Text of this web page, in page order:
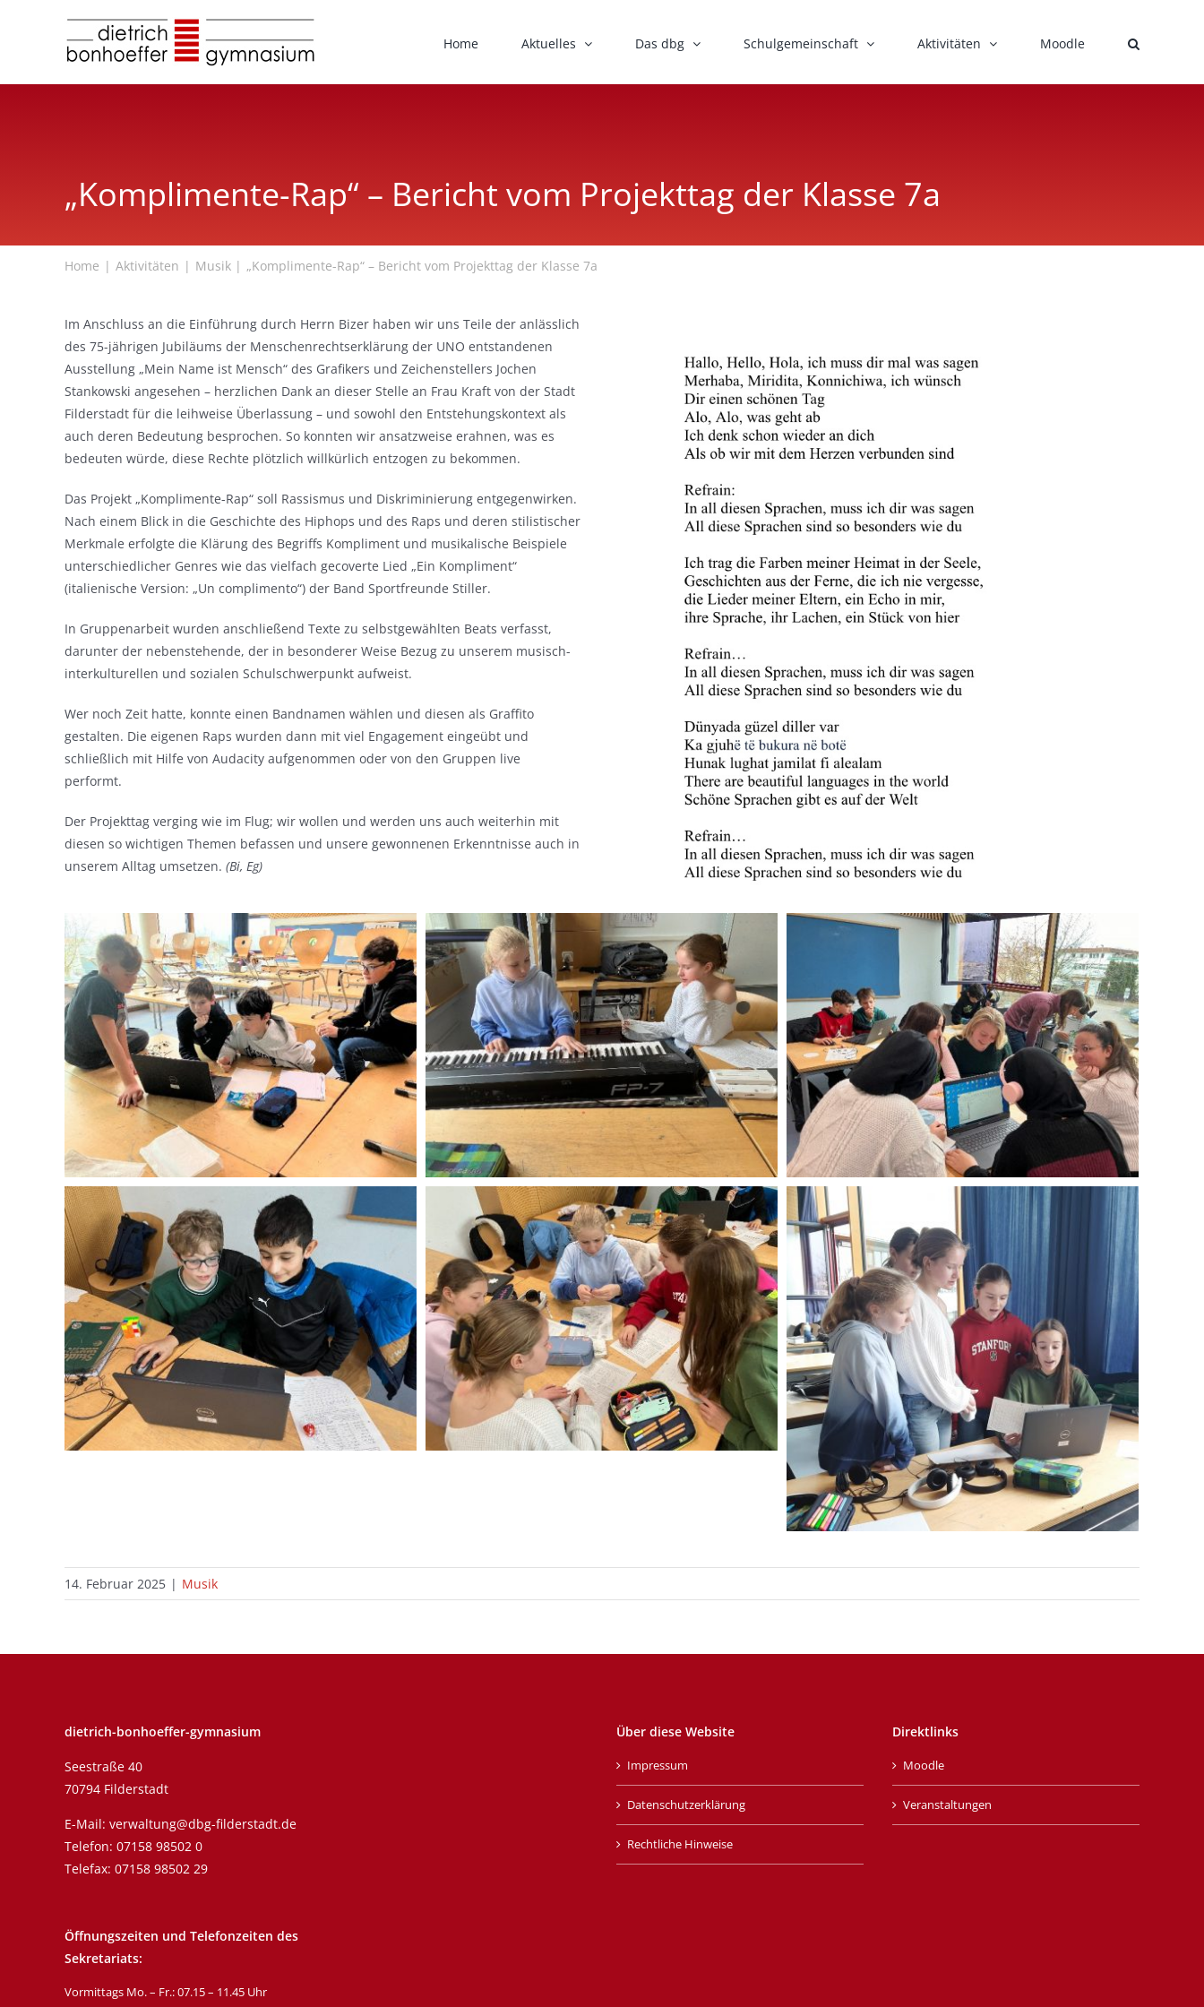
Home Aktuelles Das dbg Schulgemeinschaft Aktivitäten Moodle
„Komplimente-Rap“ – Bericht vom Projekttag der Klasse 7a
Home Aktivitäten Musik „Komplimente-Rap“ – Bericht vom Projekttag der Klasse 7a
Im Anschluss an die Einführung durch Herrn Bizer haben wir uns Teile der anlässlich
des 75-jährigen Jubiläums der Menschenrechtserklärung der UNO entstandenen
Ausstellung „Mein Name ist Mensch“ des Grafikers und Zeichenstellers Jochen
Stankowski angesehen – herzlichen Dank an dieser Stelle an Frau Kraft von der Stadt
Filderstadt für die leihweise Überlassung – und sowohl den Entstehungskontext als
auch deren Bedeutung besprochen. So konnten wir ansatzweise erahnen, was es
bedeuten würde, diese Rechte plötzlich willkürlich entzogen zu bekommen.
Das Projekt „Komplimente-Rap“ soll Rassismus und Diskriminierung entgegenwirken.
Nach einem Blick in die Geschichte des Hiphops und des Raps und deren stilistischer
Merkmale erfolgte die Klärung des Begriffs Kompliment und musikalische Beispiele
unterschiedlicher Genres wie das vielfach gecoverte Lied „Ein Kompliment“
(italienische Version: „Un complimento“) der Band Sportfreunde Stiller.
In Gruppenarbeit wurden anschließend Texte zu selbstgewählten Beats verfasst,
darunter der nebenstehende, der in besonderer Weise Bezug zu unserem musisch-
interkulturellen und sozialen Schulschwerpunkt aufweist.
Wer noch Zeit hatte, konnte einen Bandnamen wählen und diesen als Graffito
gestalten. Die eigenen Raps wurden dann mit viel Engagement eingeübt und
schließlich mit Hilfe von Audacity aufgenommen oder von den Gruppen live
performt.
Der Projekttag verging wie im Flug; wir wollen und werden uns auch weiterhin mit
diesen so wichtigen Themen befassen und unsere gewonnenen Erkenntnisse auch in
unserem Alltag umsetzen. (Bi, Eg)
14. Februar 2025 | Musik
dietrich-bonhoeffer-gymnasium
Seestraße 40
70794 Filderstadt
E-Mail: verwaltung@dbg-filderstadt.de
Telefon: 07158 98502 0
Telefax: 07158 98502 29
Öffnungszeiten und Telefonzeiten des
Sekretariats:
Vormittags Mo. – Fr.: 07.15 – 11.45 Uhr
Über diese Website
Impressum
Datenschutzerklärung
Rechtliche Hinweise
Direktlinks
Moodle
Veranstaltungen